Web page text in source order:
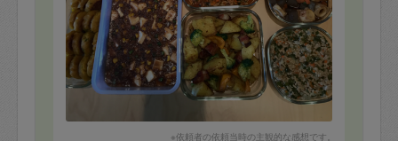
※依頼者の依頼当時の主観的な感想です。